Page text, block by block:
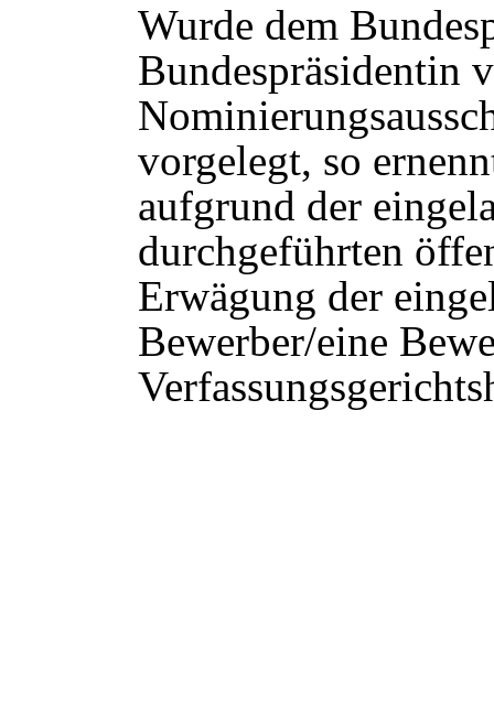
Wurde dem
Bundespräsidentin
vorgelegt, so
aufgrund der
durchgeführten
Erwägung der
Bewerber/eine